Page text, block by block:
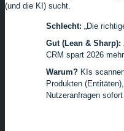
(und die KI) sucht.
Schlecht: „Die
Gut (Lean & Sharp):
CRM spart 2026
Warum? KIs
Produkten
Nutzeranfragen